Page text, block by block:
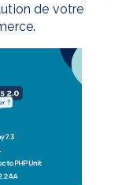
de votre